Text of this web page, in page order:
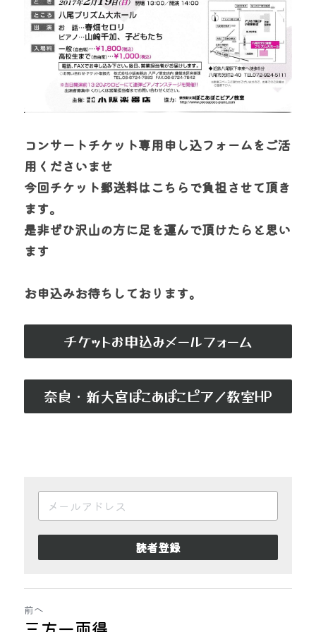
コンサートチケット専用申し込フォームをご活
用くださいませ
今回チケット郵送料はこちらで負担させて頂き
ます。
是非ぜひ沢山の方に足を運んで頂けたらと思い
ます
お申込みお待ちしております。​
チケットお申込みメールフォーム
奈良・新大宮ぽこあぽこピアノ教室HP
読者登録
前へ